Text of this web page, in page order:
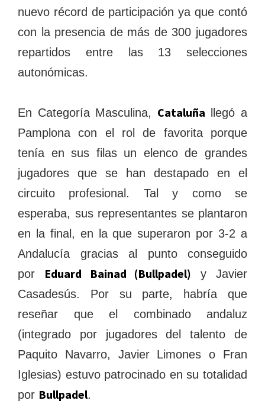
nuevo récord de participación ya que contó
con la presencia de más de 300 jugadores
repartidos entre las 13 selecciones
autonómicas.
En Categoría Masculina, Cataluña llegó a
Pamplona con el rol de favorita porque
tenía en sus filas un elenco de grandes
jugadores que se han destapado en el
circuito profesional. Tal y como se
esperaba, sus representantes se plantaron
en la final, en la que superaron por 3-2 a
Andalucía gracias al punto conseguido
por Eduard Bainad (Bullpadel) y Javier
Casadesús. Por su parte, habría que
reseñar que el combinado andaluz
(integrado por jugadores del talento de
Paquito Navarro, Javier Limones o Fran
Iglesias) estuvo patrocinado en su totalidad
por Bullpadel.